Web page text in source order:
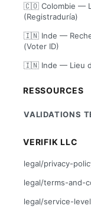
🇨🇴 Colombie —
(Registraduría)
🇮🇳 Inde —
(Voter ID)
🇮🇳 Inde — Lieu
RESSOURCES
VALIDATIONS
VERIFIK LLC
legal/privacy-
legal/terms-and-
legal/service-